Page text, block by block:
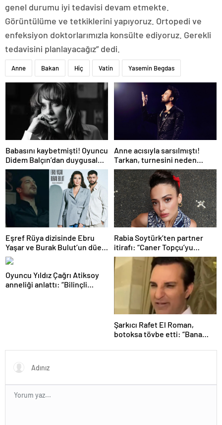
genel durumu iyi tedavisi devam etmekte.
Görüntülüme ve tetkiklerini yapıyoruz. Ortopedi ve
enfeksiyon doktorlarımızla konsülte ediyoruz. Gerekli
tedavisini planlayacağız” dedi.
Anne Bakan Hiç Vatin Yasemin Begdas
Babasını kaybetmişti! Oyuncu
Didem Balçın’dan duygusal
paylaşım
Anne acısıyla sarsılmıştı!
Tarkan, turnesini neden
bırakmak istemediğini
açıkladı
Eşref Rüya dizisinde Ebru
Yaşar ve Burak Bulut’un düet
parçası ‘Kehribar’ rüzgarı
Rabia Soytürk’ten partner
itirafı: “Caner Topçu’yu
sevmiyorum”
Oyuncu Yıldız Çağrı Atiksoy
anneliği anlattı: “Bilinçli
Şarkıcı Rafet El Roman,
botoksa tövbe etti: “Bana